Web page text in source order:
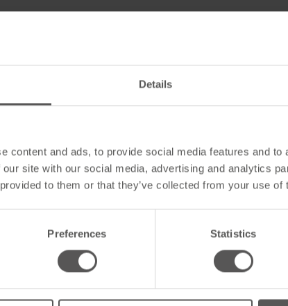
Details
content and ads, to provide social media features and
site with our social media, advertising and analytics
to them or that they’ve collected from your use of
Preferences Statistics
Artikelart
Farbangabe